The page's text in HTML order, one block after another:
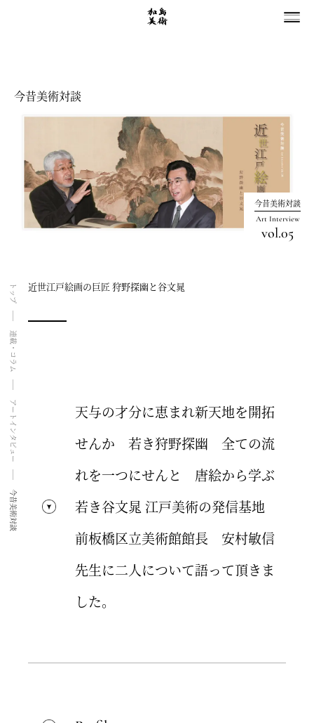
トップ
連載・コラム
アートインタビュー
今昔美術対談
今昔美術対談
Art Interview
vol.05
今昔美術対談
近世江戸絵画の巨匠 狩野探幽と谷文晁
天与の才分に恵まれ新天地を開拓
せんか 若き狩野探幽 全ての流
れを一つにせんと 唐絵から学ぶ
若き谷文晁 江戸美術の発信基地
前板橋区立美術館館長 安村敏信
先生に二人について語って頂きま
した。